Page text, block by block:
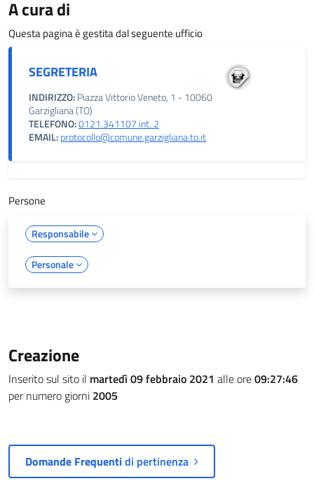
A cura di
Questa pagina è gestita dal seguente ufficio
SEGRETERIA
INDIRIZZO:Piazza Vittorio Veneto, 1 - 10060
Garzigliana (TO)
TELEFONO:0121.341107 int. 2
EMAIL:protocollo@comune.garzigliana.to.it
Persone
Responsabile
Personale
Creazione
Inserito sul sito il martedì 09 febbraio 2021 alle ore09:27:46
per numero giorni 2005
Domande Frequentidi pertinenza